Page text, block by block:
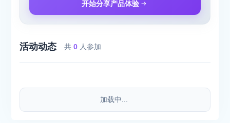
开始分享产品体验
活动动态 共0 人参加
加载中...